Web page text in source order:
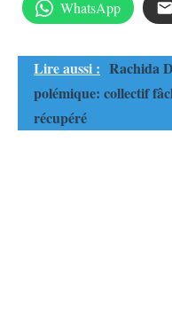
WhatsApp
Lire aussi : Rachida
polémique: collectif
récupéré